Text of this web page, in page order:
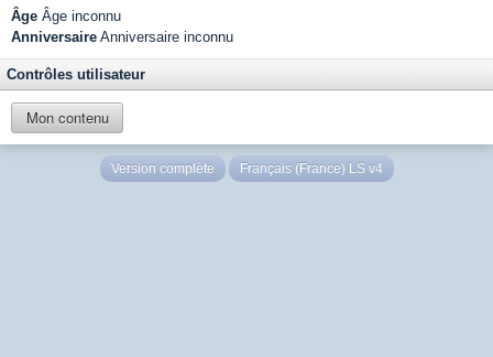
Âge Âge inconnu
Anniversaire Anniversaire inconnu
Contrôles utilisateur
Mon contenu
Version complète Français (France) LS v4